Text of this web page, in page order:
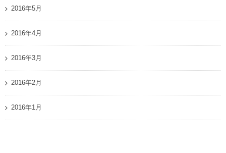
2016年5月
2016年4月
2016年3月
2016年2月
2016年1月